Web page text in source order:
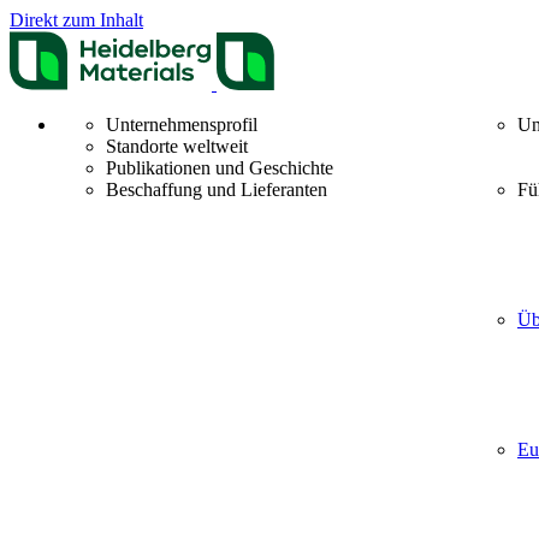
Direkt zum Inhalt
Unternehmensprofil
Standorte weltweit
Publikationen und Geschichte
Beschaffung und Lieferanten